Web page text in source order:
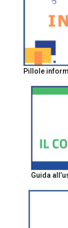
Pillole
Guida